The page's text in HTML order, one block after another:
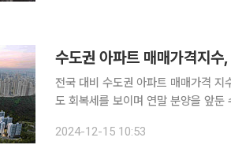
수도권 아파트 매매가격지
전국 대비 수도권 아파트 매매가격
도 회복세를 보이며 연말 분양을 앞
가격 지수는 올해 1월 대비 1.94포인
2024-12-15 10:53